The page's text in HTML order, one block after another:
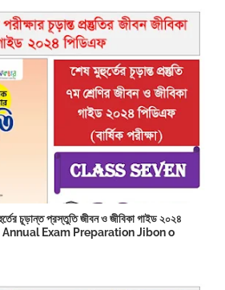
চূড়ান্ত প্রস্তুতি জীবন ও জীবিকা গাইড ২০২৪
Annual Exam Preparation Jibon o